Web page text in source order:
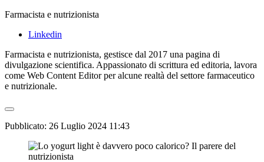
Farmacista e nutrizionista
Linkedin
Farmacista e nutrizionista, gestisce dal 2017 una pagina di
divulgazione scientifica. Appassionato di scrittura ed editoria, lavora
come Web Content Editor per alcune realtà del settore farmaceutico
e nutrizionale.
Pubblicato: 26 Luglio 2024 11:43